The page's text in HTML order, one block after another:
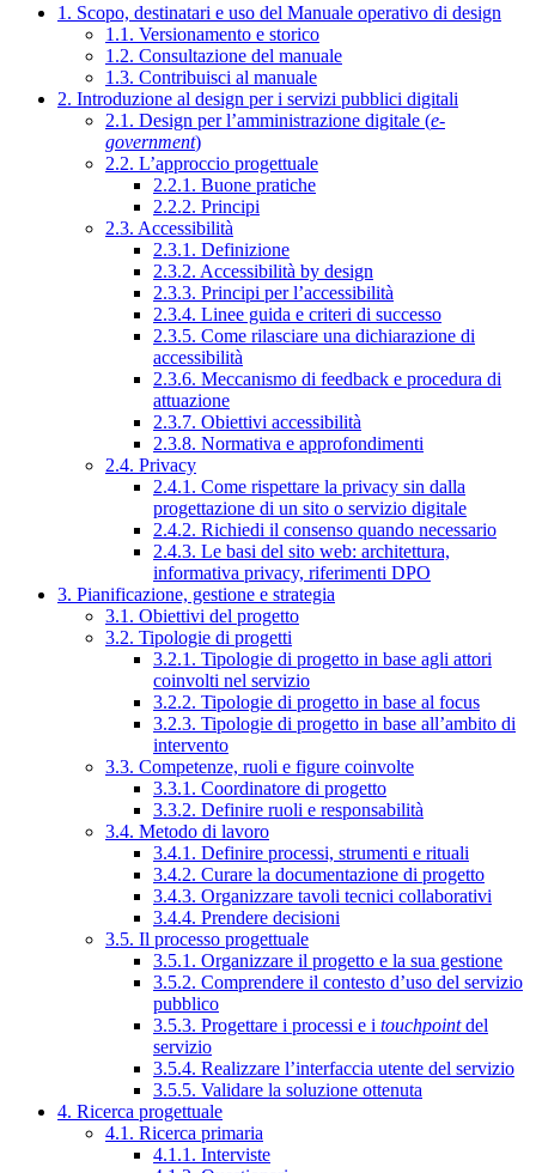
1. Scopo, destinatari e uso del Manuale operativo di design
1.1. Versionamento e storico
1.2. Consultazione del manuale
1.3. Contribuisci al manuale
2. Introduzione al design per i servizi pubblici digitali
2.1. Design per l’amministrazione digitale (e-
government)
2.2. L’approccio progettuale
2.2.1. Buone pratiche
2.2.2. Principi
2.3. Accessibilità
2.3.1. Definizione
2.3.2. Accessibilità by design
2.3.3. Principi per l’accessibilità
2.3.4. Linee guida e criteri di successo
2.3.5. Come rilasciare una dichiarazione di
accessibilità
2.3.6. Meccanismo di feedback e procedura di
attuazione
2.3.7. Obiettivi accessibilità
2.3.8. Normativa e approfondimenti
2.4. Privacy
2.4.1. Come rispettare la privacy sin dalla
progettazione di un sito o servizio digitale
2.4.2. Richiedi il consenso quando necessario
2.4.3. Le basi del sito web: architettura,
informativa privacy, riferimenti DPO
3. Pianificazione, gestione e strategia
3.1. Obiettivi del progetto
3.2. Tipologie di progetti
3.2.1. Tipologie di progetto in base agli attori
coinvolti nel servizio
3.2.2. Tipologie di progetto in base al focus
3.2.3. Tipologie di progetto in base all’ambito di
intervento
3.3. Competenze, ruoli e figure coinvolte
3.3.1. Coordinatore di progetto
3.3.2. Definire ruoli e responsabilità
3.4. Metodo di lavoro
3.4.1. Definire processi, strumenti e rituali
3.4.2. Curare la documentazione di progetto
3.4.3. Organizzare tavoli tecnici collaborativi
3.4.4. Prendere decisioni
3.5. Il processo progettuale
3.5.1. Organizzare il progetto e la sua gestione
3.5.2. Comprendere il contesto d’uso del servizio
pubblico
3.5.3. Progettare i processi e i touchpointdel
servizio
3.5.4. Realizzare l’interfaccia utente del servizio
3.5.5. Validare la soluzione ottenuta
4. Ricerca progettuale
4.1. Ricerca primaria
4.1.1. Interviste